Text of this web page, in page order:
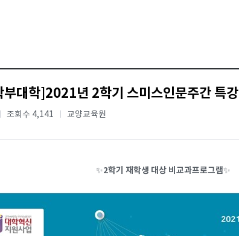
부대학]2021년 2학기 스미스인문주간 특강
조회수 4,141 교양교육원
✨2학기 재학생 대상 비교과프로그램✨